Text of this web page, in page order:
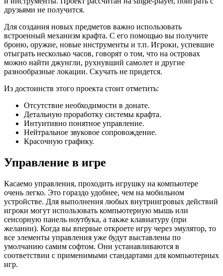
друзьями не получится.
Для создания новых предметов важно использовать
встроенный механизм крафта. С его помощью вы получите
броню, оружие, новые инструменты и т.п. Игроки, успевшие
отыграть несколько часов, говорят о том, что на островах
можно найти джунгли, рухнувший самолет и другие
разнообразные локации. Скучать не придется.
Из достоинств этого проекта стоит отметить:
Отсутствие необходимости в донате.
Детальную проработку системы крафта.
Интуитивно понятное управление.
Нейтральное звуковое сопровождение.
Красочную графику.
Управление в игре
Касаемо управления, проходить игрушку на компьютере
очень легко. Это гораздо удобнее, чем на мобильном
устройстве. Для выполнения любых внутриигровых действий
игроки могут использовать компьютерную мышь или
сенсорную панель ноутбука, а также клавиатуру (при
желании). Когда вы впервые откроете игру через эмулятор, то
все элементы управления уже будут выставлены по
умолчанию самим софтом. Они устанавливаются в
соответствии с применимыми стандартами для компьютерных
игр.